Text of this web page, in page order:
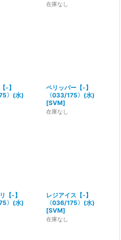
在庫なし
-】
〉(水)
ペリッパー【-】
〈033/175〉(水)
[SVM]
在庫なし
【-】
〉(水)
レジアイス【-】
〈036/175〉(水)
[SVM]
在庫なし